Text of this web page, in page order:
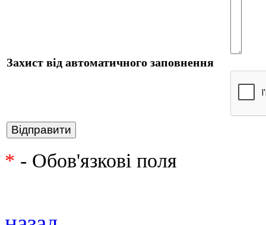
Захист від автоматичного заповнення
* - Обов'язкові поля